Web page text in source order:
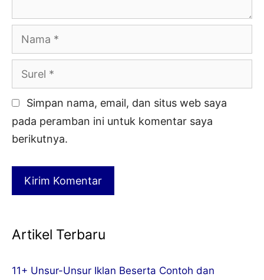
Nama
Surel
Simpan nama, email, dan situs web saya
pada peramban ini untuk komentar saya
berikutnya.
Artikel Terbaru
11+ Unsur-Unsur Iklan Beserta Contoh dan